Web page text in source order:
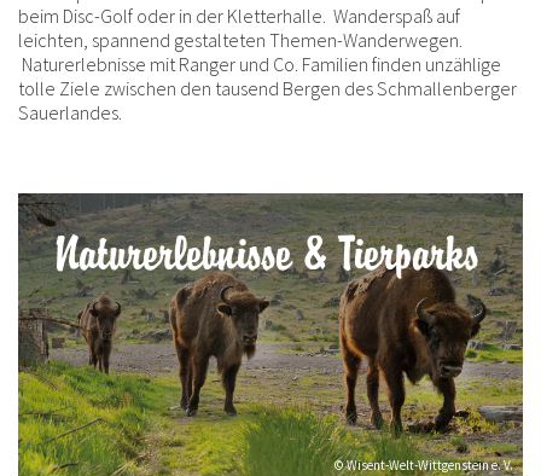
beim Disc-Golf oder in der Kletterhalle. Wanderspaß auf
leichten, spannend gestalteten Themen-Wanderwegen.
Naturerlebnisse mit Ranger und Co. Familien finden unzählige
tolle Ziele zwischen den tausend Bergen des Schmallenberger
Sauerlandes.
© Wisent-Welt-Wittgenstein e. V.
Naturerlebnisse & Tierparks